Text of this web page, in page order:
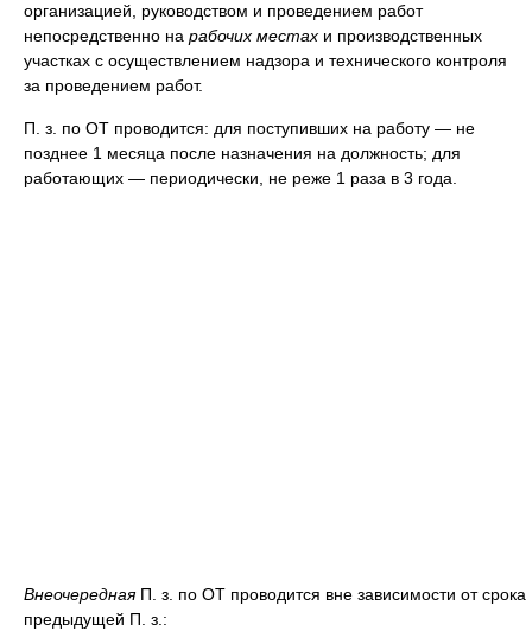
организацией, руководством и проведением работ
непосредственно на рабочих местах и производственных
участках с осуществлением надзора и технического контроля
за проведением работ.
П. з. по ОТ проводится: для поступивших на работу — не
позднее 1 месяца после назначения на должность; для
работающих — периодически, не реже 1 раза в 3 года.
Внеочередная П. з. по ОТ проводится вне зависимости от срока
предыдущей П. з.: